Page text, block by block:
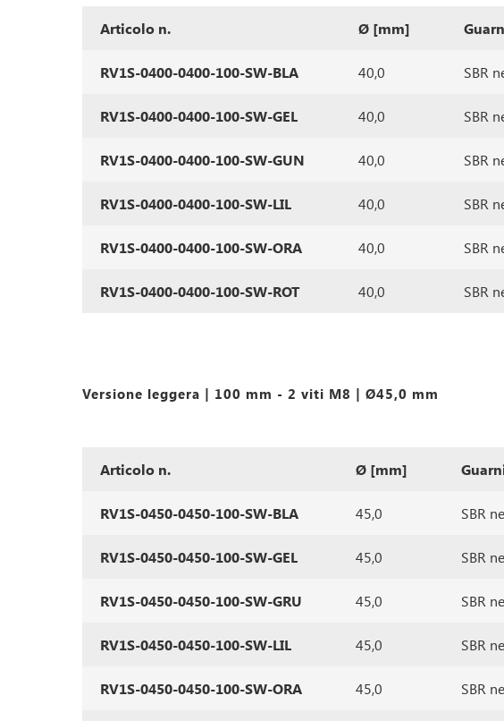
Articolo n. Ø [mm]
RV1S-0400-0400-100-SW-BLA 40,0 SBR
RV1S-0400-0400-100-SW-GEL 40,0 SBR
RV1S-0400-0400-100-SW-GUN 40,0 SBR
RV1S-0400-0400-100-SW-LIL 40,0 SBR
RV1S-0400-0400-100-SW-ORA 40,0 SBR
RV1S-0400-0400-100-SW-ROT 40,0 SBR
Versione leggera | 100 mm - 2 viti M8 | Ø45,0 mm
Articolo n. Ø [mm]
RV1S-0450-0450-100-SW-BLA 45,0 SBR
RV1S-0450-0450-100-SW-GEL 45,0 SBR
RV1S-0450-0450-100-SW-GRU 45,0 SBR
RV1S-0450-0450-100-SW-LIL 45,0 SBR
RV1S-0450-0450-100-SW-ORA 45,0 SBR